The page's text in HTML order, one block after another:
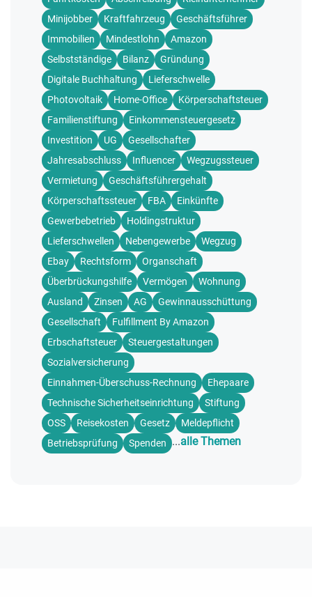
Minijobber
Kraftfahrzeug
Geschäftsführer
Immobilien
Mindestlohn
Amazon
Selbstständige
Bilanz
Gründung
Digitale Buchhaltung
Lieferschwelle
Photovoltaik
Home-Office
Körperschaftsteuer
Familienstiftung
Einkommensteuergesetz
Investition
UG
Gesellschafter
Jahresabschluss
Influencer
Wegzugssteuer
Vermietung
Geschäftsführergehalt
Körperschaftssteuer
FBA
Einkünfte
Gewerbebetrieb
Holdingstruktur
Lieferschwellen
Nebengewerbe
Wegzug
Ebay
Rechtsform
Organschaft
Überbrückungshilfe
Vermögen
Wohnung
Ausland
Zinsen AG
Gewinnausschüttung
Gesellschaft
Fulfillment By Amazon
Erbschaftsteuer
Steuergestaltungen
Sozialversicherung
Einnahmen-Überschuss-Rechnung
Ehepaare
Technische Sicherheitseinrichtung
Stiftung
OSS
Reisekosten Gesetz
Meldepflicht
Betriebsprüfung
Spenden ...alle Themen